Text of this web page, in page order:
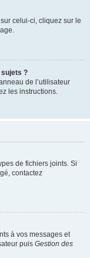
celui-ci, cliquez sur le
?
de l’utilisateur
les instructions.
de fichiers joints. Si
contactez
à vos messages et
puis Gestion des